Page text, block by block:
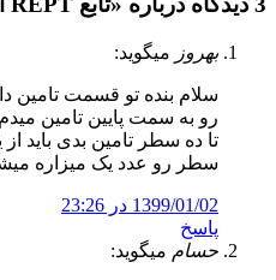
بهروز میگوید:
سلام بنده تو قسمت تامین
رو به سمت پایین تامین
تا ده سطر تامین بدی باید
سطر رو عدد یک میزاره
1399/01/02 در 23:26
پاسخ
حسام میگوید: